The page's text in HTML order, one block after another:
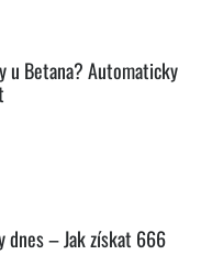
u Betana? Automaticky
dnes – Jak získat 666